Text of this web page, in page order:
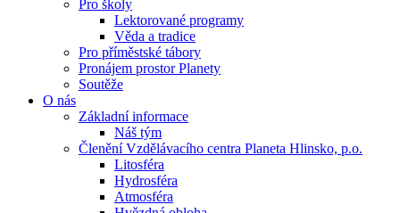
Pro školy
Lektorované programy
Věda a tradice
Pro příměstské tábory
Pronájem prostor Planety
Soutěže
O nás
Základní informace
Náš tým
Členění Vzdělávacího centra Planeta Hlinsko, p.o.
Litosféra
Hydrosféra
Atmosféra